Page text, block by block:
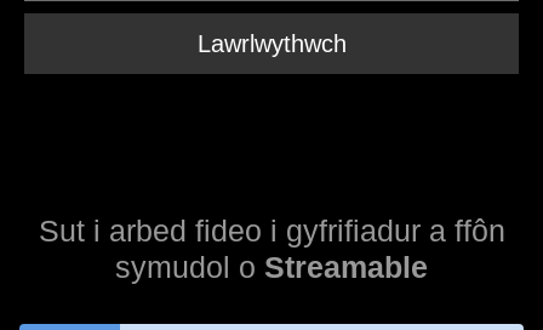
Lawrlwythwch
Sut i arbed fideo i gyfrifiadur a ffôn
symudol o Streamable